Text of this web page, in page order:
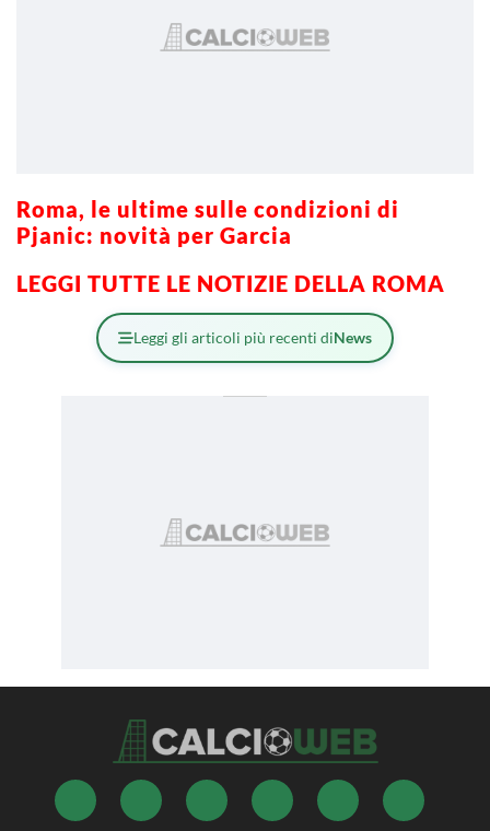
Roma, le ultime sulle condizioni di
Pjanic: novità per Garcia
LEGGI TUTTE LE NOTIZIE DELLA ROMA
Leggi gli articoli più recenti diNews